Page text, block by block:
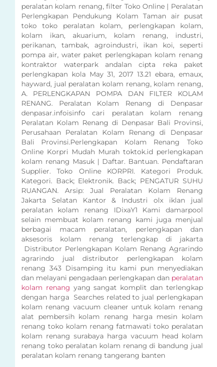
peralatan kolam renang, filter Toko Online | Peralatan
Perlengkapan Pendukung Kolam Taman air pusat
toko toko peralatan kolam, perlengkapan kolam,
kolam ikan, akuarium, kolam renang, industri,
perikanan, tambak, agroindustri, ikan koi, seperti
pompa air, water paket perlengkapan kolam renang
kontraktor waterpark andalan cipta reka paket
perlengkapan kola May 31, 2017 13.21 ebara, emaux,
hayward, jual peralatan kolam renang, kolam renang,
A. PERLENGKAPAN POMPA DAN FILTER KOLAM
RENANG. Peralatan Kolam Renang di Denpasar
denpasar.infoisinfo cari peralatan kolam renang
Peralatan Kolam Renang di Denpasar Bali Provinsi,
Perusahaan Peralatan Kolam Renang di Denpasar
Bali Provinsi.Perlengkapan Kolam Renang Toko
Online Korpri Mudah Murah toktok.id perlengkapan
kolam renang Masuk | Daftar. Bantuan. Pendaftaran
Supplier. Toko Online KORPRI. Kategori Produk.
Kategori. Back; Elektronik. Back; PENGATUR SUHU
RUANGAN. Arsip: Jual Peralatan Kolam Renang
Jakarta Selatan Kantor & Industri olx iklan jual
peralatan kolam renang IDixaY1 Kami damarpool
selain membuat kolam renang kami juga menjual
berbagai macam peralatan, perlengkapan dan
aksesoris kolam renang terlengkap di jakarta
Distributor Perlengkapan Kolam Renang Agrarindo
agrarindo jual distributor perlengkapan kolam
renang 343 Disamping itu kami pun menyediakan
dan melayani pengadaan perlengkapan dan peralatan
kolam renang yang sangat komplit dan terlengkap
dengan harga Searches related to jual perlengkapan
kolam renang vacuum cleaner untuk kolam renang
alat pembersih kolam renang harga mesin kolam
renang toko kolam renang fatmawati toko peralatan
kolam renang surabaya harga vacuum head kolam
renang toko peralatan kolam renang di bandung jual
peralatan kolam renang tangerang banten